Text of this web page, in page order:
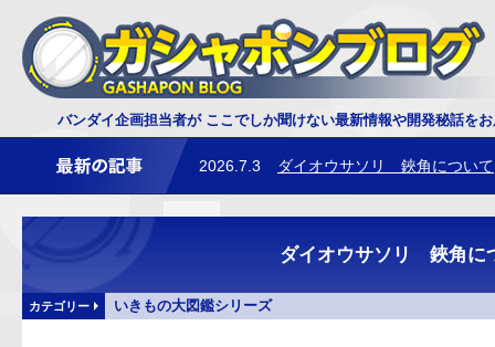
バンダイ企画担当者が ここでしか聞けない最新情報や開発秘話を
2026.7.3 ダイオウサソリ 鋏角について
2026.6.25 レプティクス恐竜 トリケラ
ダイオウサソリ 鋏角に
カテゴリー いきもの大図鑑シリーズ